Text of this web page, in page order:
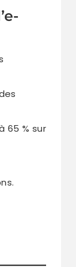
65 % sur